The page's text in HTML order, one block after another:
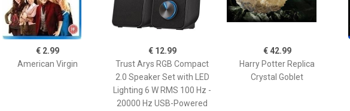
€ 2.99
American Virgin
€ 12.99
Trust Arys RGB Compact
2.0 Speaker Set with LED
Lighting 6 W RMS 100 Hz -
20000 Hz USB-Powered
€ 42.99
Harry Potter Replica
Crystal Goblet